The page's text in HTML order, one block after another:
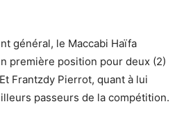
général, le Maccabi Haïfa
première position pour deux (2)
Frantzdy Pierrot, quant à lui
passeurs de la compétition.